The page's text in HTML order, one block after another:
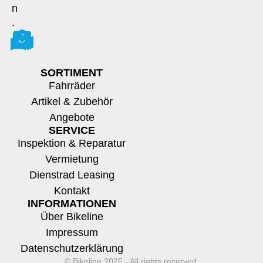
n
.
SORTIMENT
Fahrräder
Artikel & Zubehör
Angebote
SERVICE
Inspektion & Reparatur
Vermietung
Dienstrad Leasing
Kontakt
INFORMATIONEN
Über Bikeline
Impressum
Datenschutzerklärung